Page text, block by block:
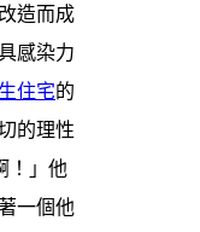
造而成
感染力
住宅的
的理性
！」他
一個他